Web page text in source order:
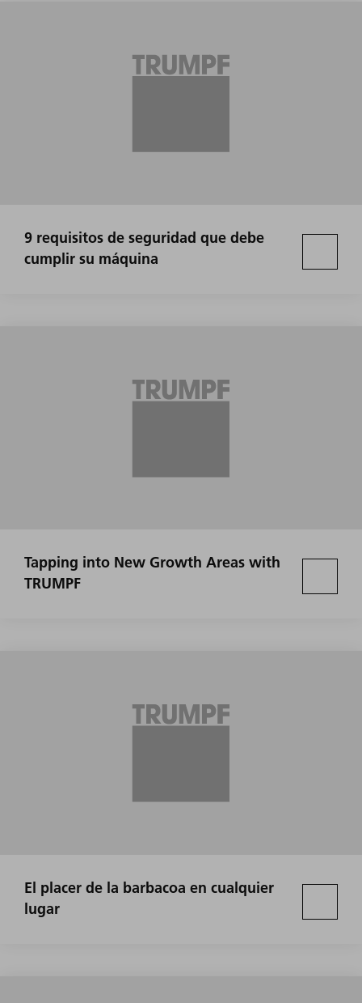
9 requisitos de seguridad que debe
cumplir su máquina
Tapping into New Growth Areas with
TRUMPF
El placer de la barbacoa en cualquier
lugar